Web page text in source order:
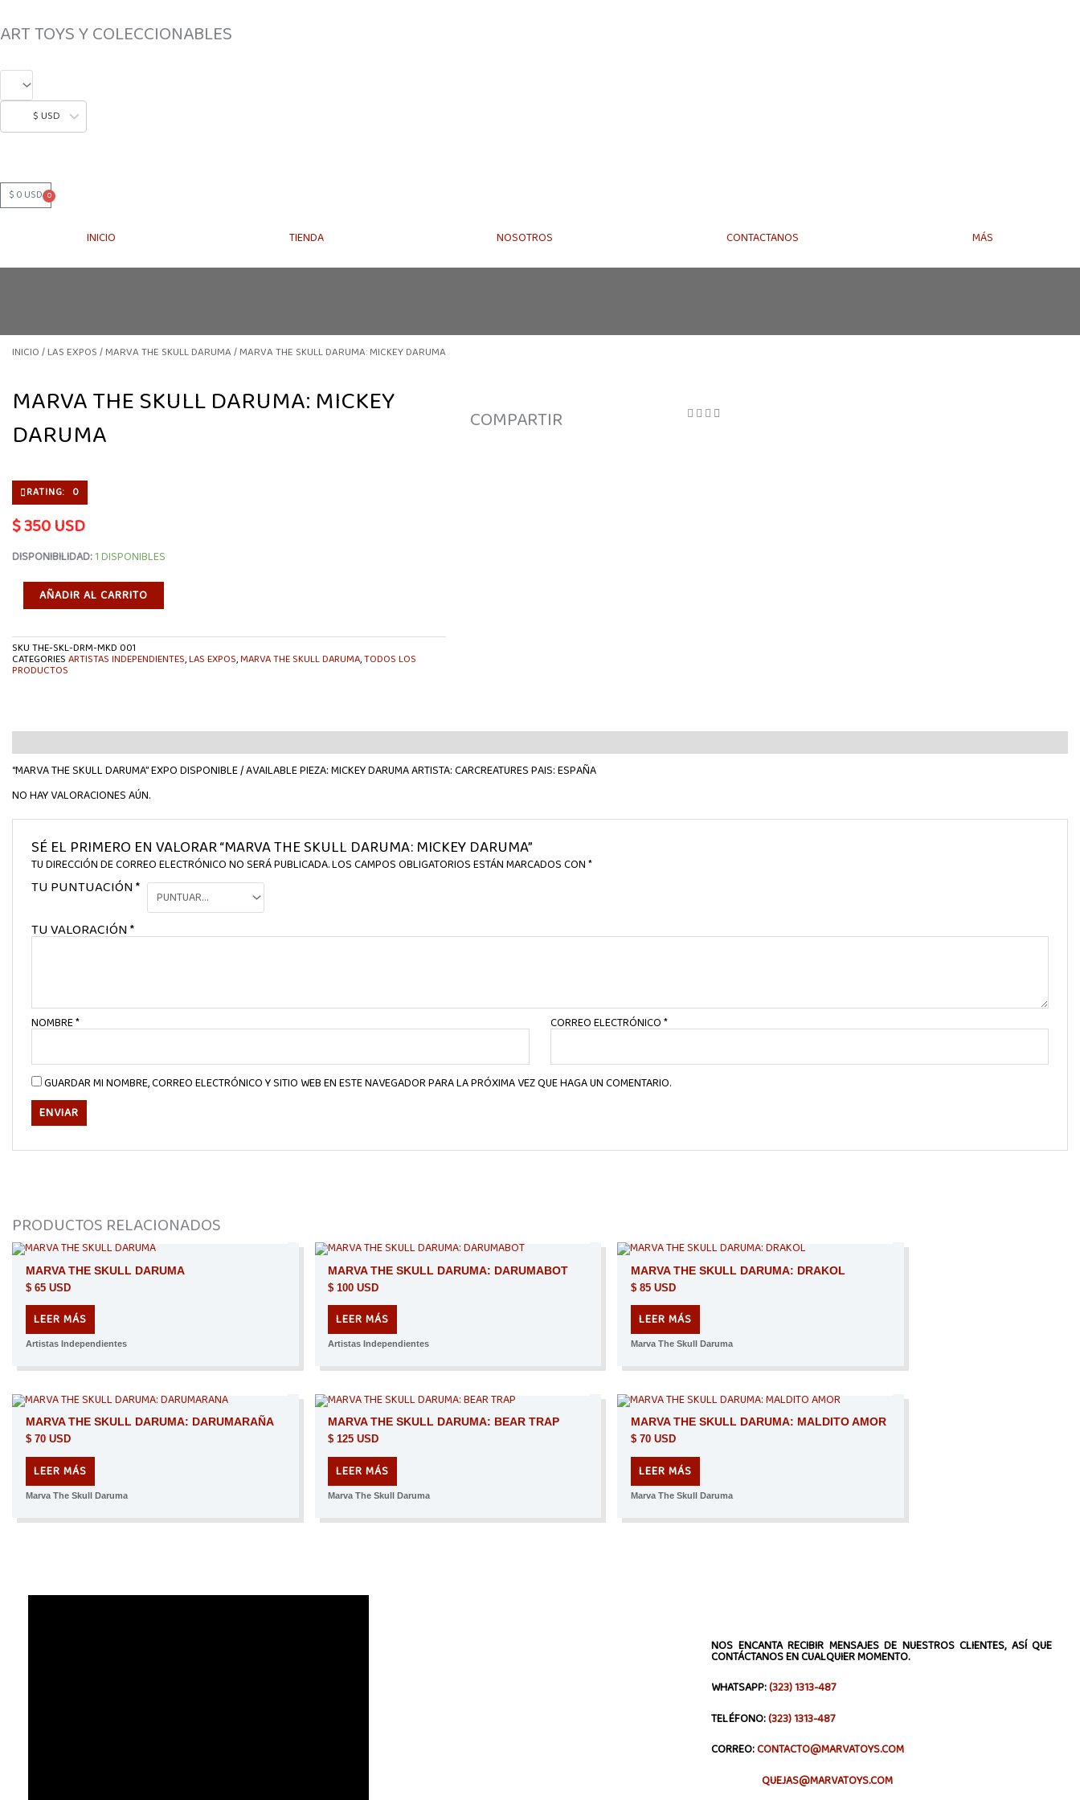
CONTENIDO
ART TOYS Y COLECCIONABLES
$ USD
$ 0 USD 0
CART
INICIO TIENDA NOSOTROS CONTACTANOS MÁS
INICIO/LAS EXPOS/MARVA THE SKULL DARUMA/ MARVA THE SKULL DARUMA: MICKEY DARUMA
MARVA THE SKULL DARUMA: MICKEY
DARUMA
RATING: 0
$350 USD
DISPONIBILIDAD:1 DISPONIBLES
MARVA
SKULL
DARUMA:
MICKEY
DARUMA
AÑADIR AL CARRITO
SKUTHE-SKL-DRM-MKD 001
CATEGORIESARTISTAS INDEPENDIENTES,LAS EXPOS,MARVA THE SKULL DARUMA,TODOS LOS
PRODUCTOS
COMPARTIR
“MARVA THE SKULL DARUMA” EXPO DISPONIBLE / AVAILABLE PIEZA: MICKEY DARUMA ARTISTA: CARCREATURES PAIS: ESPAÑA
NO HAY VALORACIONES AÚN.
SÉ EL PRIMERO EN VALORAR “MARVA THE SKULL DARUMA: MICKEY DARUMA”
TU DIRECCIÓN DE CORREO ELECTRÓNICO NO SERÁ PUBLICADA.LOS CAMPOS OBLIGATORIOS ESTÁN MARCADOS CON*
TU PUNTUACIÓN*
TU VALORACIÓN*
NOMBRE* CORREO ELECTRÓNICO*
GUARDAR MI NOMBRE, CORREO ELECTRÓNICO Y SITIO WEB EN ESTE NAVEGADOR PARA LA PRÓXIMA VEZ QUE HAGA UN COMENTARIO.
PRODUCTOS RELACIONADOS
AGOTADO
MARVA THE SKULL DARUMA
$65 USD
LEER MÁS
Artistas Independientes
MARVA THE SKULL DARUMA: DARUMABOT
$ 100 USD
LEER MÁS
Artistas Independientes
MARVA THE SKULL DARUMA: DRAKOL
$ 85 USD
LEER MÁS
Marva The Skull Daruma
MARVA THE SKULL DARUMA: DARUMARAÑA
$70 USD
LEER MÁS
Marva The Skull Daruma
MARVA THE SKULL DARUMA: BEAR TRAP
$ 125 USD
LEER MÁS
Marva The Skull Daruma
MARVA THE SKULL DARUMA: MALDITO AMOR
$ 70 USD
LEER MÁS
Marva The Skull Daruma
NOS ENCANTA RECIBIR MENSAJES DE NUESTROS CLIENTES, ASÍ QUE
CONTÁCTANOS EN CUALQUIER MOMENTO.
WHATSAPP:(323) 1313-487
TELÉFONO:(323) 1313-487
CORREO:CONTACTO@MARVATOYS.COM
QUEJAS@MARVATOYS.COM